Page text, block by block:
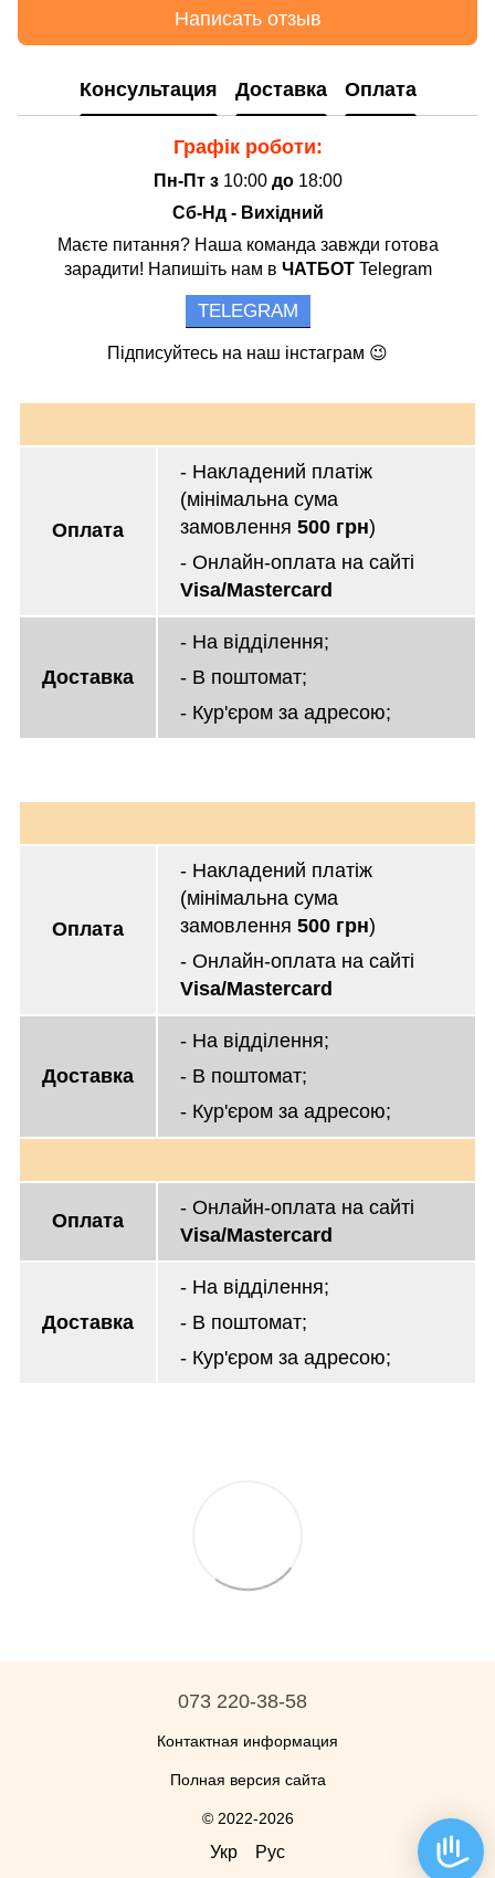
Написать отзыв
Консультация Доставка Оплата
Графік роботи:
Пн-Пт з 10:00до 18:00
Сб-Нд - Вихідний
Маєте питання? Наша команда завжди готова
зарадити! Напишіть нам в ЧАТБОТTelegram
TELEGRAM
Підписуйтесь на наш інстаграм 😉
Оплата
- Накладений платіж
(мінімальна сума
замовлення 500 грн)
- Онлайн-оплата на сайті
Visa/Mastercard
Доставка
- На відділення;
- В поштомат;
- Кур'єром за адресою;
Оплата
- Накладений платіж
(мінімальна сума
замовлення 500 грн)
- Онлайн-оплата на сайті
Visa/Mastercard
Доставка
- На відділення;
- В поштомат;
- Кур'єром за адресою;
Оплата
- Онлайн-оплата на сайті
Visa/Mastercard
Доставка
- На відділення;
- В поштомат;
- Кур'єром за адресою;
073 220-38-58
Контактная информация
Полная версия сайта
© 2022-2026
Укр Рус